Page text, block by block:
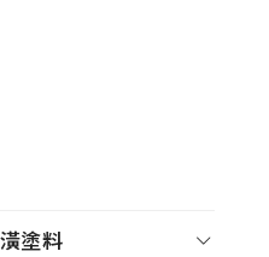
塗料